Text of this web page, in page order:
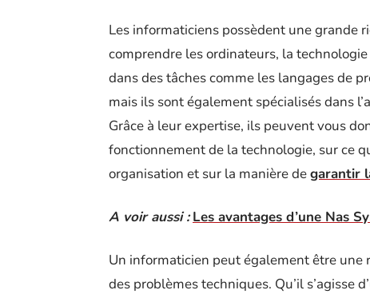
Les informaticiens possèdent une grande
comprendre les ordinateurs, la
dans des tâches comme les langages de
mais ils sont également spécialisés dans
Grâce à leur expertise, ils peuvent vous
fonctionnement de la technologie, sur ce
organisation et sur la manière degarantir
A voir aussi : Les avantages d’une Nas
Un informaticien peut également être une
des problèmes techniques. Qu’il s’agisse